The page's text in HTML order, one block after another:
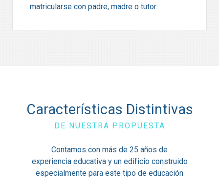
matricularse con padre, madre o tutor.
Características Distintivas
DE NUESTRA PROPUESTA
Contamos con más de 25 años de
experiencia educativa y un edificio construido
especialmente para este tipo de educación